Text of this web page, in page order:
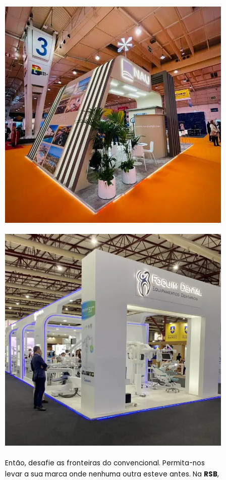
Então, desafie as fronteiras do convencional. Permita-nos
levar a sua marca onde nenhuma outra esteve antes. Na RSB,